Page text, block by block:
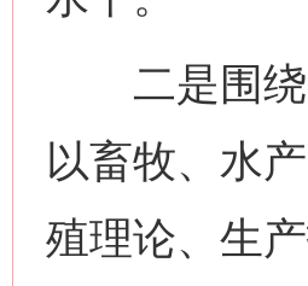
二是围绕
以畜牧、水
殖理论、生